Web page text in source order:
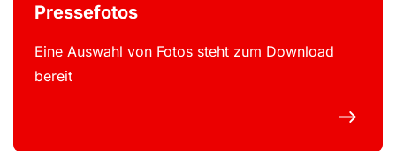
Pressefotos
Eine Auswahl von Fotos steht zum Download
bereit